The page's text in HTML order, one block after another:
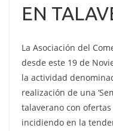
EN
La Asociación del
desde este 19 de
la actividad
realización de una
talaverano con
incidiendo en la